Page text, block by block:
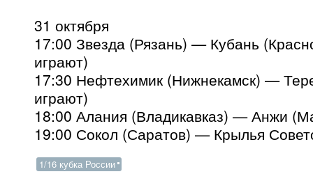
31 октября
17:00 Звезда (Рязань) — Кубань
играют)
17:30 Нефтехимик (Нижнекамск) —
играют)
18:00 Алания (Владикавказ) — Анжи
19:00 Сокол (Саратов) — Крылья
1/16 кубка России